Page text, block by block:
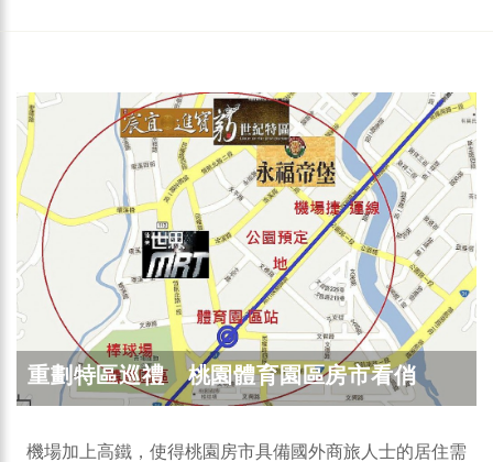
重劃特區巡禮 桃園體育園區房市看俏
機場加上高鐵，使得桃園房市具備國外商旅人士的居住需